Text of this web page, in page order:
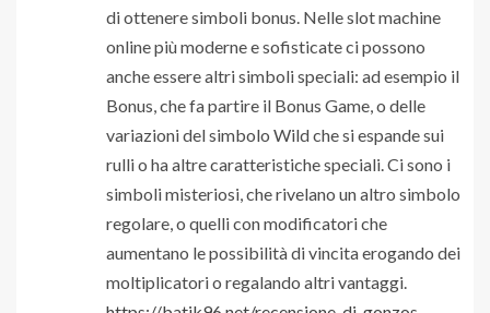
di ottenere simboli bonus. Nelle slot machine
online più moderne e sofisticate ci possono
anche essere altri simboli speciali: ad esempio il
Bonus, che fa partire il Bonus Game, o delle
variazioni del simbolo Wild che si espande sui
rulli o ha altre caratteristiche speciali. Ci sono i
simboli misteriosi, che rivelano un altro simbolo
regolare, o quelli con modificatori che
aumentano le possibilità di vincita erogando dei
moltiplicatori o regalando altri vantaggi.